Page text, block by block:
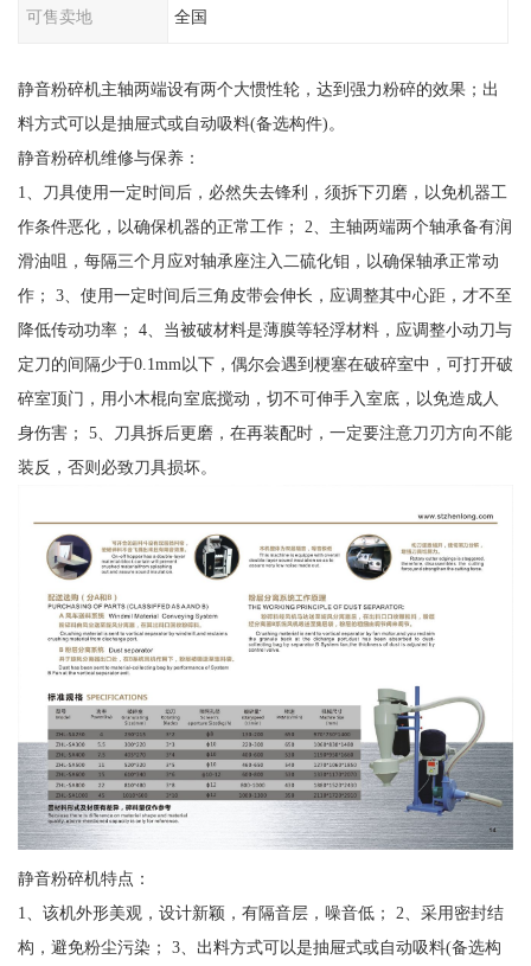
可售卖地 全国
静音粉碎机主轴两端设有两个大惯性轮，达到强力粉碎的效果；出
料方式可以是抽屉式或自动吸料(备选构件)。
静音粉碎机维修与保养：
1、刀具使用一定时间后，必然失去锋利，须拆下刃磨，以免机器工
作条件恶化，以确保机器的正常工作； 2、主轴两端两个轴承备有润
滑油咀，每隔三个月应对轴承座注入二硫化钼，以确保轴承正常动
作； 3、使用一定时间后三角皮带会伸长，应调整其中心距，才不至
降低传动功率； 4、当被破材料是薄膜等轻浮材料，应调整小动刀与
定刀的间隔少于0.1mm以下，偶尔会遇到梗塞在破碎室中，可打开破
碎室顶门，用小木棍向室底搅动，切不可伸手入室底，以免造成人
身伤害； 5、刀具拆后更磨，在再装配时，一定要注意刀刃方向不能
装反，否则必致刀具损坏。
静音粉碎机特点：
1、该机外形美观，设计新颖，有隔音层，噪音低； 2、采用密封结
构，避免粉尘污染； 3、出料方式可以是抽屉式或自动吸料(备选构